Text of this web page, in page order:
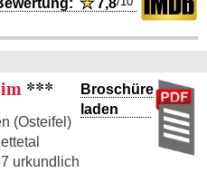
Broschüre
laden
***
(Osteifel)
urkundlich